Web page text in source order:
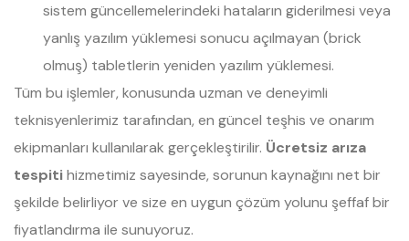
sistem güncellemelerindeki hataların giderilmesi veya
yanlış yazılım yüklemesi sonucu açılmayan (brick
olmuş) tabletlerin yeniden yazılım yüklemesi.
Tüm bu işlemler, konusunda uzman ve deneyimli
teknisyenlerimiz tarafından, en güncel teşhis ve onarım
ekipmanları kullanılarak gerçekleştirilir. Ücretsiz arıza
tespitihizmetimiz sayesinde, sorunun kaynağını net bir
şekilde belirliyor ve size en uygun çözüm yolunu şeffaf bir
fiyatlandırma ile sunuyoruz.